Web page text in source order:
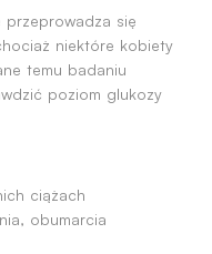
przeprowadza się
niektóre kobiety
temu badaniu
poziom glukozy
ciążach
obumarcia